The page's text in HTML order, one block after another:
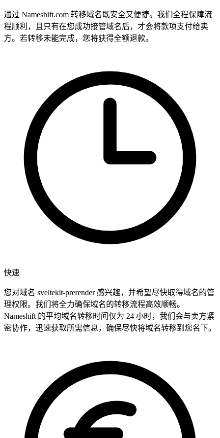
通过 Nameshift.com 转移域名既安全又便捷。我们全程保障流
程顺利，且只有在您成功接管域名后，才会将款项支付给卖
方。若转移未能完成，您将获得全额退款。
快速
您对域名 sveltekit-prerender 感兴趣，并希望尽快取得域名的管
理权限。我们将全力确保域名的转移流程高效顺畅。
Nameshift 的平均域名转移时间仅为 24 小时，我们会与卖方紧
密协作，迅速获取所需信息，确保尽快将域名转移到您名下。